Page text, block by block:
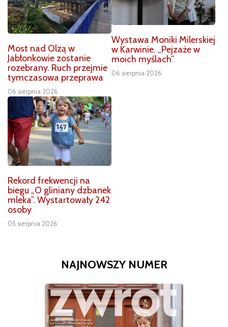
Most nad Olzą w
Jabłonkowie zostanie
rozebrany. Ruch przejmie
tymczasowa przeprawa
06 sierpnia 2026
Wystawa Moniki Milerskiej
w Karwinie. „Pejzaże w
moich myślach”
06 sierpnia 2026
Rekord frekwencji na
biegu „O gliniany dzbanek
mleka”. Wystartowały 242
osoby
05 sierpnia 2026
NAJNOWSZY NUMER